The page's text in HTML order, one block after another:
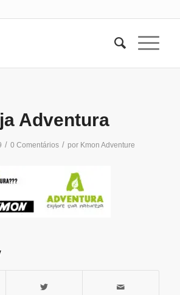
Adventura
/ 0 Comentários / por Kmon Adventure